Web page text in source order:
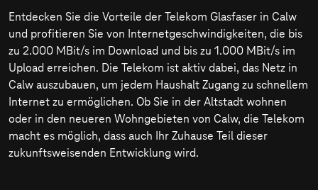
Entdecken Sie die Vorteile der Telekom Glasfaser in Calw
und profitieren Sie von Internetgeschwindigkeiten, die bis
zu 2.000 MBit/s im Download und bis zu 1.000 MBit/s im
Upload erreichen. Die Telekom ist aktiv dabei, das Netz in
Calw auszubauen, um jedem Haushalt Zugang zu schnellem
Internet zu ermöglichen. Ob Sie in der Altstadt wohnen
oder in den neueren Wohngebieten von Calw, die Telekom
macht es möglich, dass auch Ihr Zuhause Teil dieser
zukunftsweisenden Entwicklung wird.